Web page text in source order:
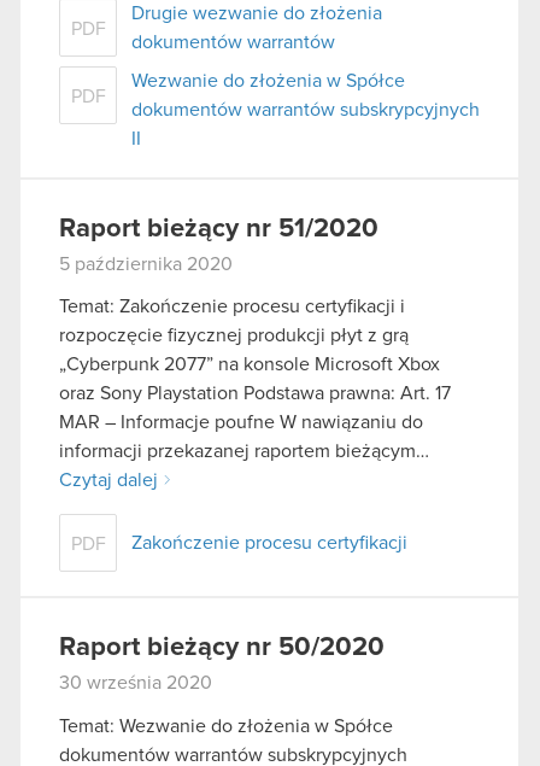
PDF
Drugie wezwanie do złożenia
dokumentów warrantów
PDF
Wezwanie do złożenia w Spółce
dokumentów warrantów subskrypcyjnych
II
Raport bieżący nr 51/2020
5 października 2020
Temat: Zakończenie procesu certyfikacji i
rozpoczęcie fizycznej produkcji płyt z grą
„Cyberpunk 2077” na konsole Microsoft Xbox
oraz Sony Playstation Podstawa prawna: Art. 17
MAR – Informacje poufne W nawiązaniu do
informacji przekazanej raportem bieżącym…
Czytaj dalej
PDF Zakończenie procesu certyfikacji
Raport bieżący nr 50/2020
30 września 2020
Temat: Wezwanie do złożenia w Spółce
dokumentów warrantów subskrypcyjnych